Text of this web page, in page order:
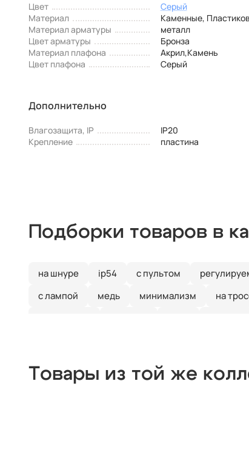
Цвет
Серый
Материал
Каменные,
Материал арматуры
металл
Цвет арматуры
Бронза
Материал плафона
Акрил,Камень
Цвет плафона
Серый
Дополнительно
Влагозащита, IP
IP20
Крепление
пластина
Подборки товаров в
на шнуре ip54 с пультом
с лампой
медь минимализм на
деревянные
из цветного стекла
Товары из той же